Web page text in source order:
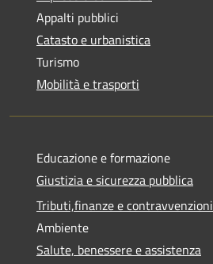
Appalti pubblici
Catasto e urbanistica
Turismo
Mobilità e trasporti
Educazione e formazione
Giustizia e sicurezza pubblica
Tributi,finanze e contravvenzioni
Ambiente
Salute, benessere e assistenza